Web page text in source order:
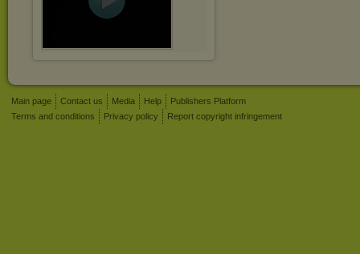
Main page Contact us Media Help
Publishers Platform
Terms and conditions
Privacy policy Report copyright infringement